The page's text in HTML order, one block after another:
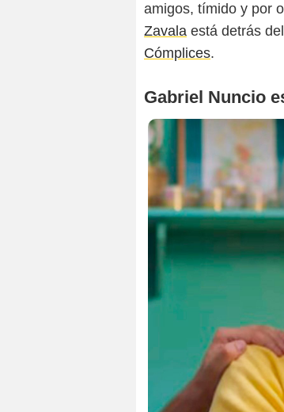
amigos, tímido y por
Zavala está detrás
Cómplices.
Gabriel Nuncio